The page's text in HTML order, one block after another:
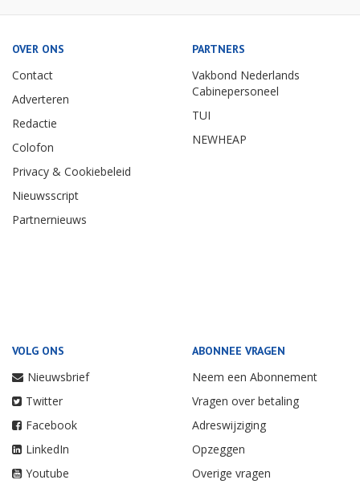
OVER ONS
Contact
Adverteren
Redactie
Colofon
Privacy & Cookiebeleid
Nieuwsscript
Partnernieuws
PARTNERS
Vakbond Nederlands
Cabinepersoneel
TUI
NEWHEAP
VOLG ONS
Nieuwsbrief
Twitter
Facebook
LinkedIn
Youtube
ABONNEE VRAGEN
Neem een Abonnement
Vragen over betaling
Adreswijziging
Opzeggen
Overige vragen